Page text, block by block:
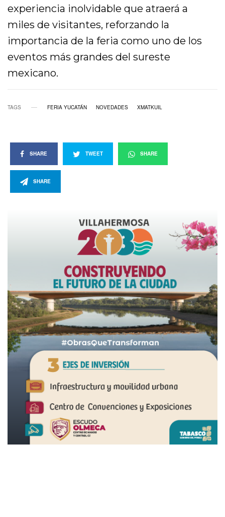
experiencia inolvidable que atraerá a
miles de visitantes, reforzando la
importancia de la feria como uno de los
eventos más grandes del sureste
mexicano.
TAGS FERIA YUCATÁN NOVEDADES XMATKUIL
SHARE TWEET SHARE
SHARE